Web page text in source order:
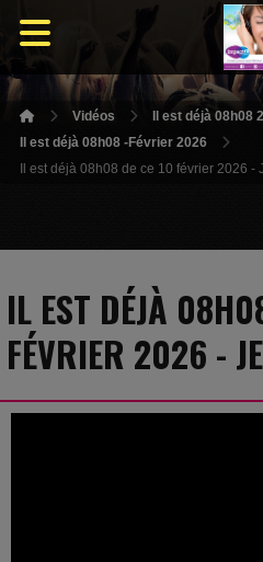
Vidéos
Il est déjà 08h08
Il est déjà 08h08 -Février 2026
Il est déjà 08h08 de ce 10 février 2026 -
IL EST DÉJÀ
FÉVRIER 2026 -